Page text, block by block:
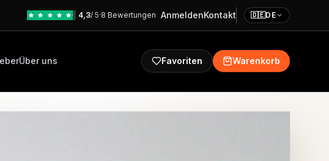
4,3/ 5·8 Bewertungen AnmeldenKontakt 🇩🇪DE
Über uns Favoriten Warenkorb